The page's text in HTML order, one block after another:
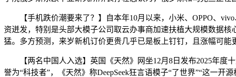
【手机跌价潮要来了？】自本年10月以来，小米、OPPO、vivo
资迸发，特别是头部大模子公司取云办事商加速扶植大规模数据
猛。多方预测，来岁新机订价更贵几乎已是板上钉钉，且涨幅可能
【两名中国人入选】英国《天然》网坐12月8日发布2025年度十
誉为“科技者”，《天然》称DeepSeek狂言语模子“了世界”“这一